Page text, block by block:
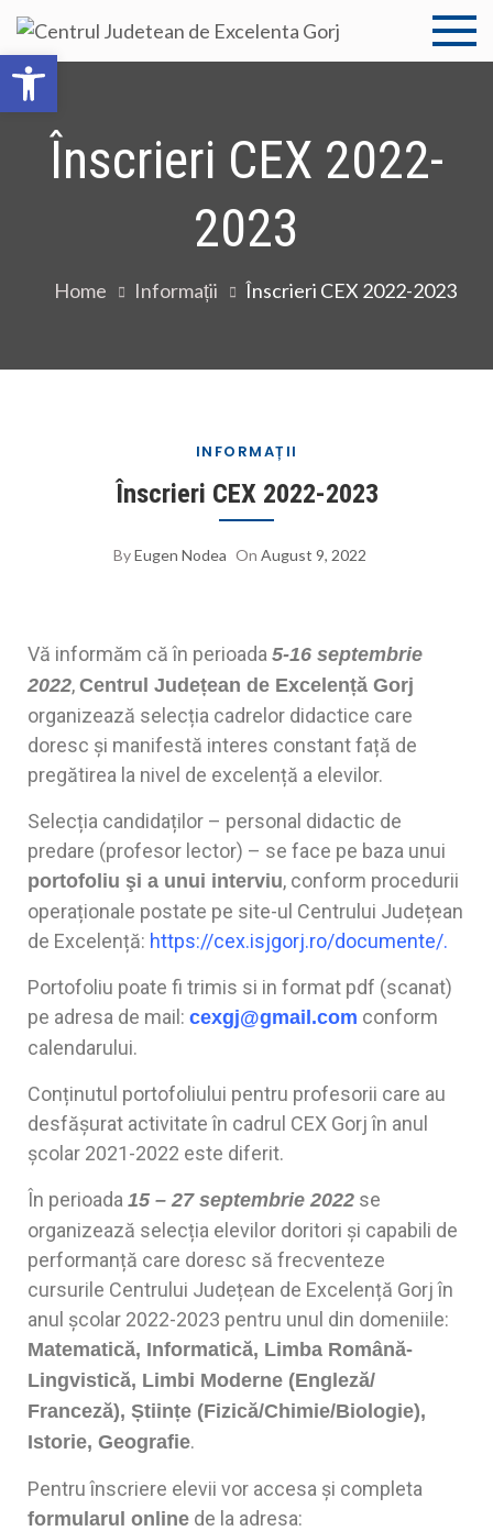
de
Centrul
Înscrieri CEX 2022-
2023
Home Informații Înscrieri CEX 2022-2023
INFORMAȚII
Înscrieri CEX 2022-2023
ByEugen Nodea On August 9, 2022
Vă informăm că în perioada 5-16 septembrie
2022, Centrul Județean de Excelență Gorj
organizează selecția cadrelor didactice care
doresc și manifestă interes constant față de
pregătirea la nivel de excelență a elevilor.
Selecția candidaților – personal didactic de
predare (profesor lector) – se face pe baza unui
portofoliu şi a unui interviu, conform procedurii
operaționale postate pe site-ul Centrului Județean
de Excelență: https://cex.isjgorj.ro/documente/.
Portofoliu poate fi trimis si in format pdf (scanat)
pe adresa de mail: cexgj@gmail.com conform
calendarului.
Conținutul portofoliului pentru profesorii care au
desfășurat activitate în cadrul CEX Gorj în anul
școlar 2021-2022 este diferit.
În perioada 15 – 27 septembrie 2022 se
organizează selecția elevilor doritori și capabili de
performanță care doresc să frecventeze
cursurile Centrului Județean de Excelență Gorj în
anul școlar 2022-2023 pentru unul din domeniile:
Matematică, Informatică, Limba Română-
Lingvistică, Limbi Moderne (Engleză/
Franceză), Științe (Fizică/Chimie/Biologie),
Istorie, Geografie.
Pentru înscriere elevii vor accesa și completa
formularul online de la adresa:
Deschide bara de unelte